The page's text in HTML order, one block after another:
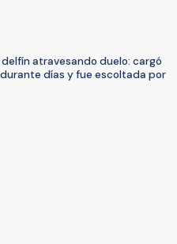
atravesando duelo: cargó
días y fue escoltada por